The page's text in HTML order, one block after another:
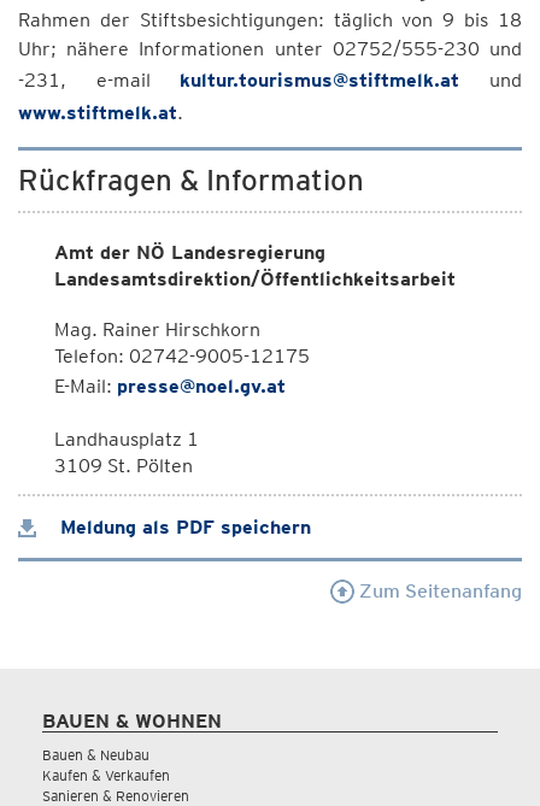
Rahmen der Stiftsbesichtigungen: täglich von 9 bis 18
Uhr; nähere Informationen unter 02752/555-230 und
-231, e-mail kultur.tourismus@stiftmelk.at und
www.stiftmelk.at.
Rückfragen & Information
Amt der NÖ Landesregierung
Landesamtsdirektion/Öffentlichkeitsarbeit
Mag. Rainer Hirschkorn
Telefon: 02742-9005-12175
E-Mail: presse@noel.gv.at
Landhausplatz 1
3109 St. Pölten
Meldung als PDF speichern
Zum Seitenanfang
BAUEN & WOHNEN
Bauen & Neubau
Kaufen & Verkaufen
Sanieren & Renovieren